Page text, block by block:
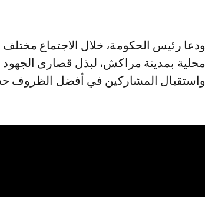
ودعا رئيس الحكومة، خلال الاجتماع
محلية بمدينة مراكش، لبذل قصارى
واستقبال المشاركين في أفضل الظروف